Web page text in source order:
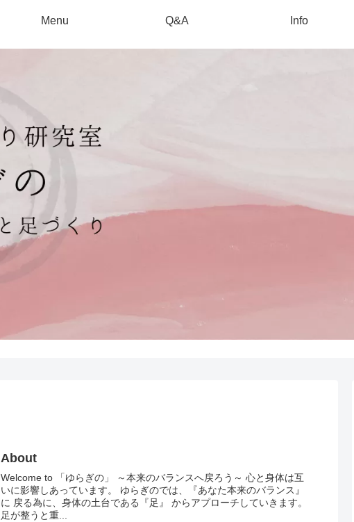
Menu Q&A Info
About
Welcome to 「ゆらぎの」 ～本来のバランスへ戻ろう～ 心と身体は互
いに影響しあっています。 ゆらぎのでは、『あなた本来のバランス』
に 戻る為に、身体の土台である『足』 からアプローチしていきます。
足が整うと重...